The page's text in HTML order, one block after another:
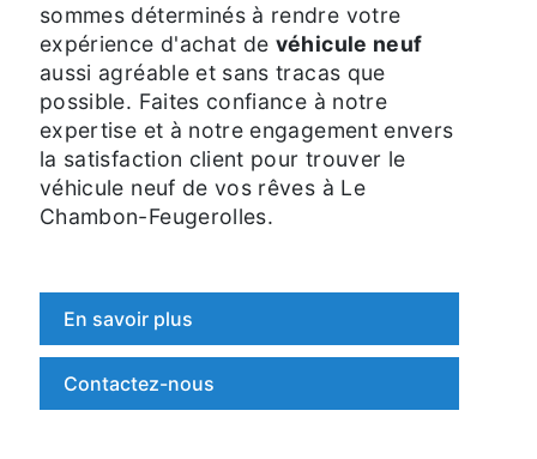
sommes déterminés à rendre votre
expérience d'achat de véhicule neuf
aussi agréable et sans tracas que
possible. Faites confiance à notre
expertise et à notre engagement envers
la satisfaction client pour trouver le
véhicule neuf de vos rêves à Le
Chambon-Feugerolles.
En savoir plus
Contactez-nous